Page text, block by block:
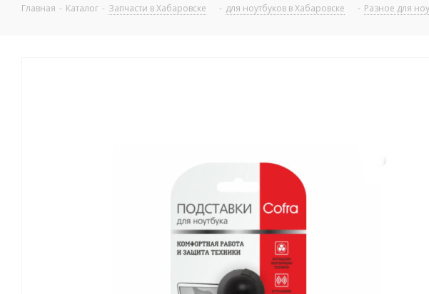
Главная - Каталог - Запчасти в Хабаровске - для ноутбуков в Хабаровске - Разное для